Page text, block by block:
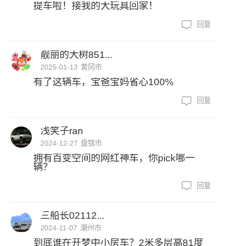
提车啦！接我的大玩具回家！
回复
靓丽的大树851...
2025-01-13 黄冈市
有了这辆车，宝爸宝妈省心100%
回复
浅笑子ran
2024-12-27 盘锦市
拥有百变空间的网红神车，你pick哪一
辆？
回复
三船长02112...
2024-11-07 潮州市
到底谁在开梦中小房车？2米多层高81度